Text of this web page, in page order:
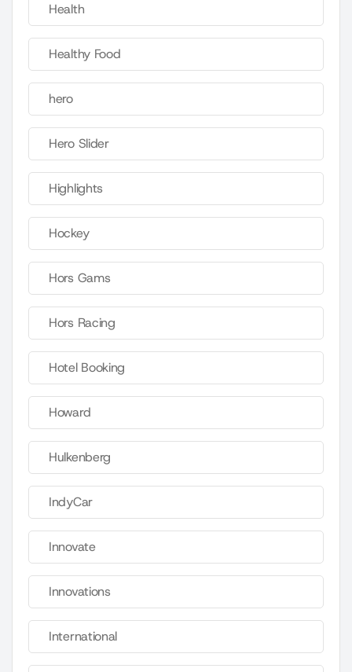
Health
Healthy Food
hero
Hero Slider
Highlights
Hockey
Hors Gams
Hors Racing
Hotel Booking
Howard
Hulkenberg
IndyCar
Innovate
Innovations
International